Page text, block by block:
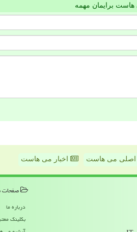
برایمان مهمه
می هاست اخبار می هاست
درباره ما
بکلینک